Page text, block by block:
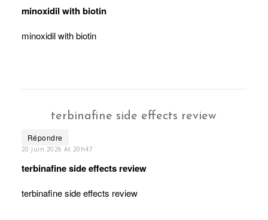
minoxidil with biotin
minoxidil with biotin
terbinafine side effects review
Répondre
20 Juin 2026 At 20h47
terbinafine side effects review
terbinafine side effects review